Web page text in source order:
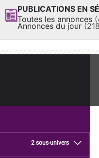
PUBLICATIONS EN
Toutes les annonces
Annonces du jour
2 sous-univers